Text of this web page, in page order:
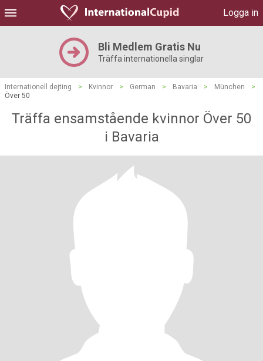
Logga in
Bli Medlem Gratis Nu
Träffa internationella singlar
Internationell dejting > Kvinnor > German > Bavaria > München
>
Över 50
Träffa ensamstående kvinnor Över 50
i Bavaria